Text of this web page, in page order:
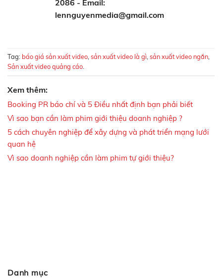
2086 - Email:
lennguyenmedia@gmail.com
Tag: báo giá sản xuất video sản xuất video là gì sản xuất video ngắn
Sản xuất video quảng cáo
Xem thêm:
Booking PR báo chí và 5 Điều nhất định bạn phải biết
Vì sao bạn cần làm phim giới thiệu doanh nghiệp ?
5 cách chuyên nghiệp để xây dựng và phát triển mạng lưới
quan hệ
Vì sao doanh nghiệp cần làm phim tự giới thiệu?
Danh mục